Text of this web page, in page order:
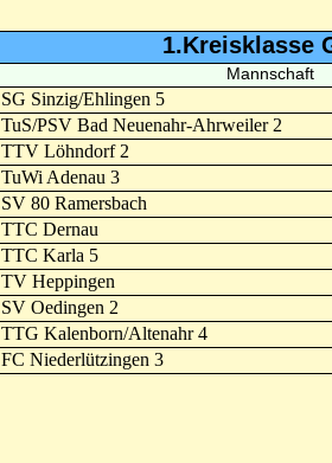
1.Kreisklasse
Mannschaft
SG Sinzig/Ehlingen 5
TuS/PSV Bad Neuenahr-Ahrweiler 2
TTV Löhndorf 2
TuWi Adenau 3
SV 80 Ramersbach
TTC Dernau
TTC Karla 5
TV Heppingen
SV Oedingen 2
TTG Kalenborn/Altenahr 4
FC Niederlützingen 3